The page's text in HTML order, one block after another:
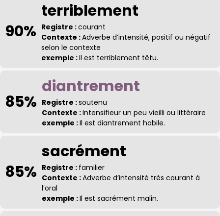
90%
terriblement
Registre :courant
Contexte :Adverbe d’intensité, positif ou négatif
selon le contexte
exemple :Il est terriblement têtu.
85%
diantrement
Registre :soutenu
Contexte :Intensifieur un peu vieilli ou littéraire
exemple :Il est diantrement habile.
85%
sacrément
Registre : familier
Contexte :Adverbe d’intensité très courant à
l’oral
exemple :Il est sacrément malin.